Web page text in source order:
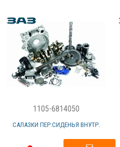
1105-6814050
САЛАЗКИ ПЕР.СИДЕНЬЯ ВНУТР.